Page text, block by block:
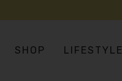
SHOP LIFESTYLE